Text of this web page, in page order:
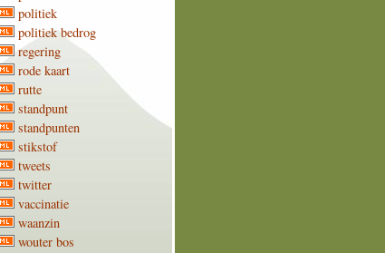
politiek
politiek bedrog
regering
rode kaart
rutte
standpunt
standpunten
stikstof
tweets
twitter
vaccinatie
waanzin
wouter bos